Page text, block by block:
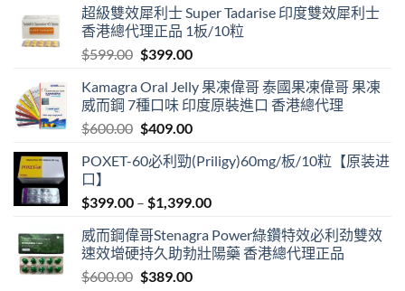
超級雙效犀利士 Super Tadarise 印度雙效犀利士
香港總代理正品 1板/10粒
$599.00 Original
was:
$599.00.
$399.00Current
is:
$399.00.
Kamagra Oral Jelly 果凍偉哥 泰國果凍偉哥 果凍
威而鋼 7種口味 印度原裝進口 香港總代理
$600.00 Original
was:
$409.00Current
is:
POXET-60必利勁(Priligy)60mg/板/10粒【原装进
口】
$399.00 – $1,399.00Price
$399.00
through
威而鋼偉哥Stenagra Power綠鑽特效必利劲雙效
速效增硬持久助勃壯陽藥 香港總代理正品
$600.00 Original
$389.00Current